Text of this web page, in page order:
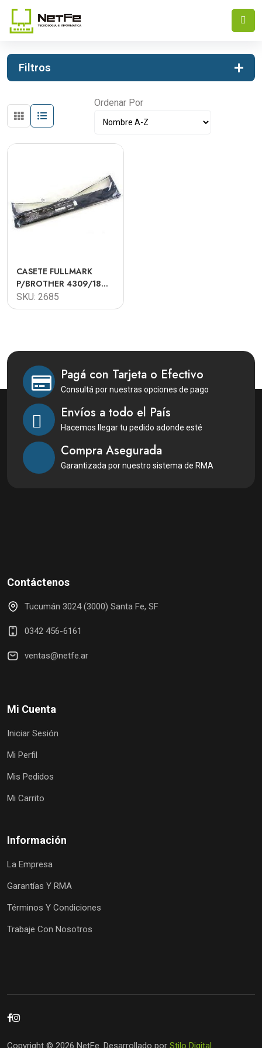
INICIOIMPRESIONCINTAS
Filtros
Ordenar Por
CASETE FULLMARK
P/BROTHER 4309/18
BROT.9380
SKU: 2685
Pagá con Tarjeta o Efectivo
Consultá por nuestras opciones de pago
Envíos a todo el País
Hacemos llegar tu pedido adonde esté
Compra Asegurada
Garantizada por nuestro sistema de RMA
Contáctenos
Tucumán 3024 (3000) Santa Fe, SF
0342 456-6161
ventas@netfe.ar
Mi Cuenta
Iniciar Sesión
Mi Perfil
Mis Pedidos
Mi Carrito
Información
La Empresa
Garantías Y RMA
Términos Y Condiciones
Trabaje Con Nosotros
Copyright © 2026 NetFe. Desarrollado por Stilo Digital